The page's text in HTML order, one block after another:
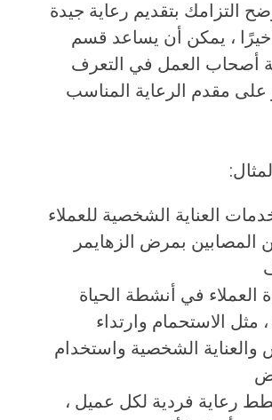
التزامك بتقديم رعاية جيدة
، يمكن أن يساعد قسم
أصحاب العمل في التعرف
على مقدم الرعاية المناسب
العناية الشخصية للعملاء
المصابين بمرض الزهايمر
العملاء في أنشطة الحياة
، مثل الاستحمام وارتداء
والعناية الشخصية واستخدام
رعاية فردية لكل عميل ،